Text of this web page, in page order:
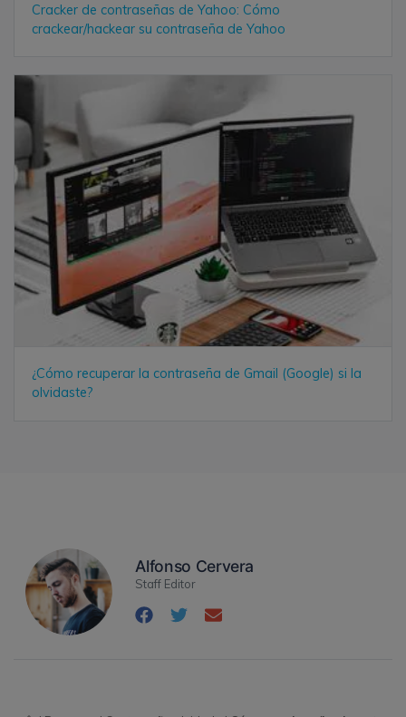
Cracker de contraseñas de Yahoo: Cómo
crackear/hackear su contraseña de Yahoo
¿Cómo recuperar la contraseña de Gmail (Google) si la
olvidaste?
Alfonso Cervera
Staff Editor